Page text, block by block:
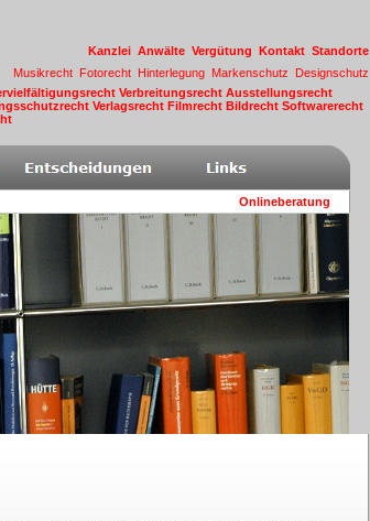
Kanzlei Anwälte Vergütung Kontakt Standorte
Musikrecht Fotorecht Hinterlegung Markenschutz
Designschutz
Verbreitungsrecht Ausstellungsrecht
Verlagsrecht Filmrecht Bildrecht Softwarerecht
Onlineberatung